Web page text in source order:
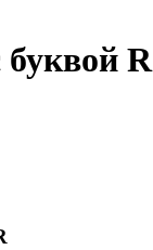
буквой R